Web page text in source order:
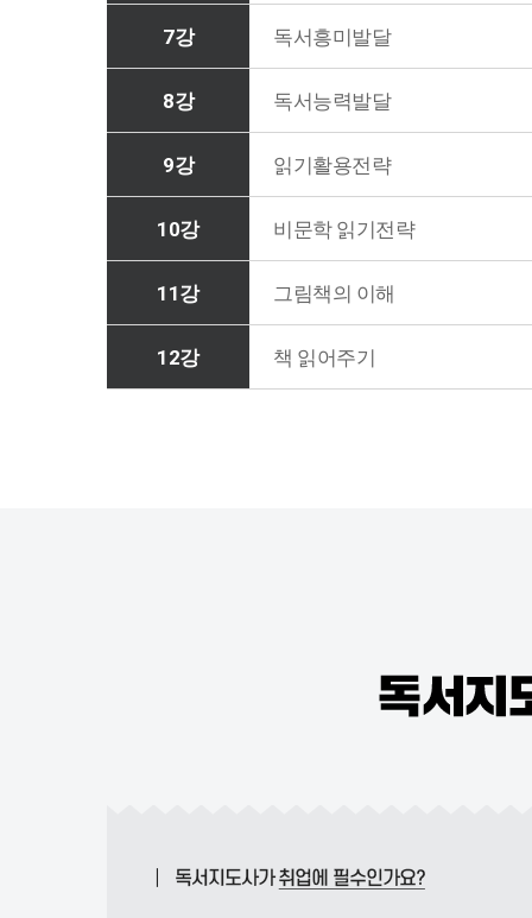
7강 독서흥미발달
8강 독서능력발달
9강 읽기활용전략
10강 비문학 읽기전략
11강 그림책의 이해
12강 책 읽어주기